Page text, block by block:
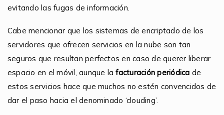
evitando las fugas de información.
Cabe mencionar que los sistemas de encriptado de los
servidores que ofrecen servicios en la nube son tan
seguros que resultan perfectos en caso de querer liberar
espacio en el móvil, aunque lafacturación periódica de
estos servicios hace que muchos no estén convencidos de
dar el paso hacia el denominado ‘clouding’.